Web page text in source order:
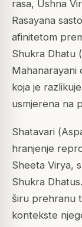
rasa, Ushna
Rasayana
afinitetom
Shukra Dhatu
Mahanarayani
koja je
usmjerena na
Shatavari (
hranjenje
Sheeta Virya,
Shukra
širu prehranu
kontekste